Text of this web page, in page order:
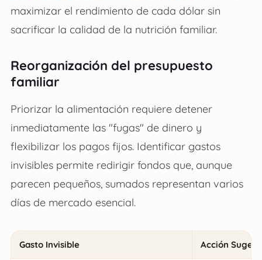
maximizar el rendimiento de cada dólar sin
sacrificar la calidad de la nutrición familiar.
Reorganización del presupuesto
familiar
Priorizar la alimentación requiere detener
inmediatamente las "fugas" de dinero y
flexibilizar los pagos fijos. Identificar gastos
invisibles permite redirigir fondos que, aunque
parecen pequeños, sumados representan varios
días de mercado esencial.
Gasto Invisible Acción